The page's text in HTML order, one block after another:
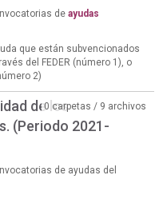
de ayudas
que están subvencionados
del FEDER (número 1), o
2)
de los
(Periodo 2021-
0 carpetas / 9 archivos
de ayudas del